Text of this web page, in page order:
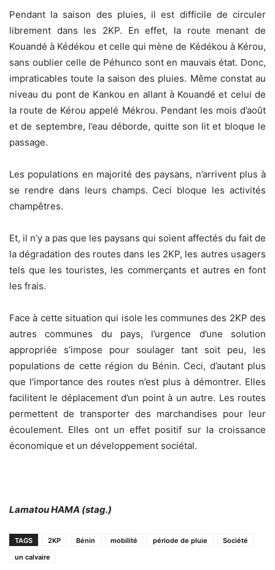
Pendant la saison des pluies, il est difficile de circuler
librement dans les 2KP. En effet, la route menant de
Kouandé à Kédékou et celle qui mène de Kédékou à Kérou,
sans oublier celle de Péhunco sont en mauvais état. Donc,
impraticables toute la saison des pluies. Même constat au
niveau du pont de Kankou en allant à Kouandé et celui de
la route de Kérou appelé Mékrou. Pendant les mois d’août
et de septembre, l’eau déborde, quitte son lit et bloque le
passage.
Les populations en majorité des paysans, n’arrivent plus à
se rendre dans leurs champs. Ceci bloque les activités
champêtres.
Et, il n’y a pas que les paysans qui soient affectés du fait de
la dégradation des routes dans les 2KP, les autres usagers
tels que les touristes, les commerçants et autres en font
les frais.
Face à cette situation qui isole les communes des 2KP des
autres communes du pays, l’urgence d’une solution
appropriée s’impose pour soulager tant soit peu, les
populations de cette région du Bénin. Ceci, d’autant plus
que l’importance des routes n’est plus à démontrer. Elles
facilitent le déplacement d’un point à un autre. Les routes
permettent de transporter des marchandises pour leur
écoulement. Elles ont un effet positif sur la croissance
économique et un développement sociétal.
Lamatou HAMA (stag.)
TAGS 2KP Bénin mobilité période de pluie
Société
un calvaire